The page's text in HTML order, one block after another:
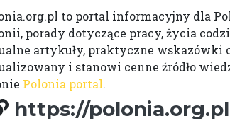
to portal informacyjny dla
porady dotyczące pracy, życia
artykuły, praktyczne wskazówki
i stanowi cenne źródło
Polonia portal.
https://polonia.org.pl